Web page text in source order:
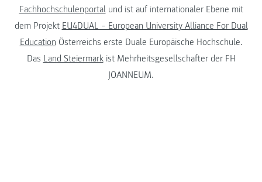
Fachhochschulenportalund ist auf internationaler Ebene mit
dem Projekt EU4DUAL – European University Alliance For Dual
Education Österreichs erste Duale Europäische Hochschule.
Das Land Steiermarkist Mehrheitsgesellschafter der FH
JOANNEUM.